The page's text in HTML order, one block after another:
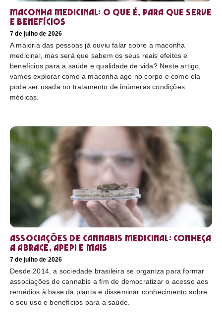
Maconha medicinal: O que é, para que serve
e benefícios
7 de julho de 2026
A maioria das pessoas já ouviu falar sobre a maconha
medicinal, mas será que sabem os seus reais efeitos e
benefícios para a saúde e qualidade de vida? Neste artigo,
vamos explorar como a maconha age no corpo e como ela
pode ser usada no tratamento de inúmeras condições
médicas.
Associações de cannabis medicinal: conheça
a Abrace, Apepi e mais
7 de julho de 2026
Desde 2014, a sociedade brasileira se organiza para formar
associações de cannabis a fim de democratizar o acesso aos
remédios à base da planta e disseminar conhecimento sobre
o seu uso e benefícios para a saúde.